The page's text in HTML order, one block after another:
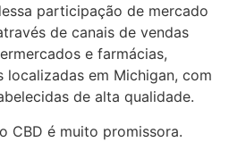
participação de mercado
de canais de vendas
e farmácias,
localizadas em Michigan, com
de alta qualidade.
CBD é muito promissora.